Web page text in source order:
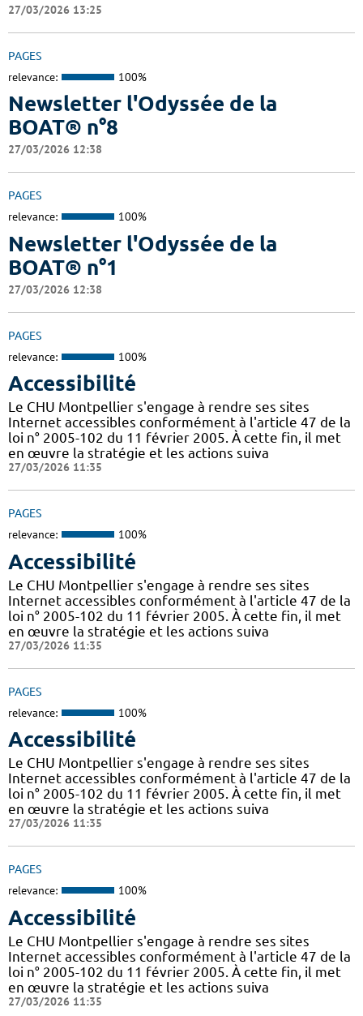
27/03/2026 13:25
PAGES
relevance: 100%
Newsletter l'Odyssée de la
BOAT® n°8
27/03/2026 12:38
PAGES
relevance: 100%
Newsletter l'Odyssée de la
BOAT® n°1
27/03/2026 12:38
PAGES
relevance: 100%
Accessibilité
Le CHU Montpellier s'engage à rendre ses sites
Internet accessibles conformément à l'article 47 de la
loi n° 2005-102 du 11 février 2005. À cette fin, il met
en œuvre la stratégie et les actions suiva
27/03/2026 11:35
PAGES
relevance: 100%
Accessibilité
Le CHU Montpellier s'engage à rendre ses sites
Internet accessibles conformément à l'article 47 de la
loi n° 2005-102 du 11 février 2005. À cette fin, il met
en œuvre la stratégie et les actions suiva
27/03/2026 11:35
PAGES
relevance: 100%
Accessibilité
Le CHU Montpellier s'engage à rendre ses sites
Internet accessibles conformément à l'article 47 de la
loi n° 2005-102 du 11 février 2005. À cette fin, il met
en œuvre la stratégie et les actions suiva
27/03/2026 11:35
PAGES
relevance: 100%
Accessibilité
Le CHU Montpellier s'engage à rendre ses sites
Internet accessibles conformément à l'article 47 de la
loi n° 2005-102 du 11 février 2005. À cette fin, il met
en œuvre la stratégie et les actions suiva
27/03/2026 11:35